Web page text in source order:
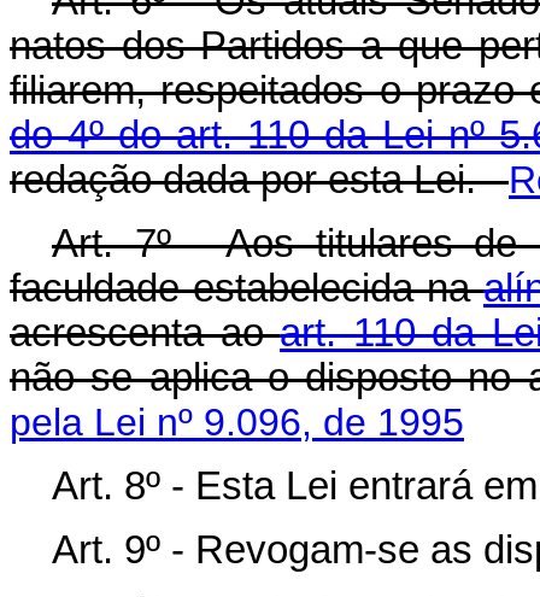
natos dos Partidos a que
filiarem, respeitados o
do 4º do art. 110 da Lei nº
redação dada por esta Lei.
Art. 7º - Aos titulares de
faculdade estabelecida na
acrescenta aoart. 110 da
não se aplica o disposto
pela Lei nº 9.096, de 1995
Art. 8º - Esta Lei entrará
Art. 9º - Revogam-se as